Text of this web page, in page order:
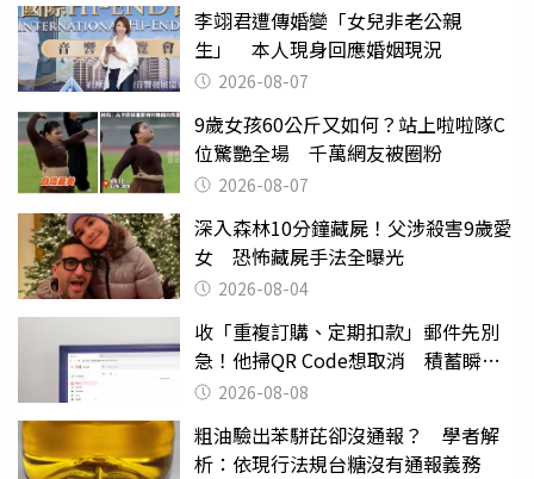
李翊君遭傳婚變「女兒非老公親
生」 本人現身回應婚姻現況
2026-08-07
9歲女孩60公斤又如何？站上啦啦隊C
位驚艷全場 千萬網友被圈粉
2026-08-07
深入森林10分鐘藏屍！父涉殺害9歲愛
女 恐怖藏屍手法全曝光
2026-08-04
收「重複訂購、定期扣款」郵件先別
急！他掃QR Code想取消 積蓄瞬間
蒸發2026-08-08
粗油驗出苯駢芘卻沒通報？ 學者解
析：依現行法規台糖沒有通報義務